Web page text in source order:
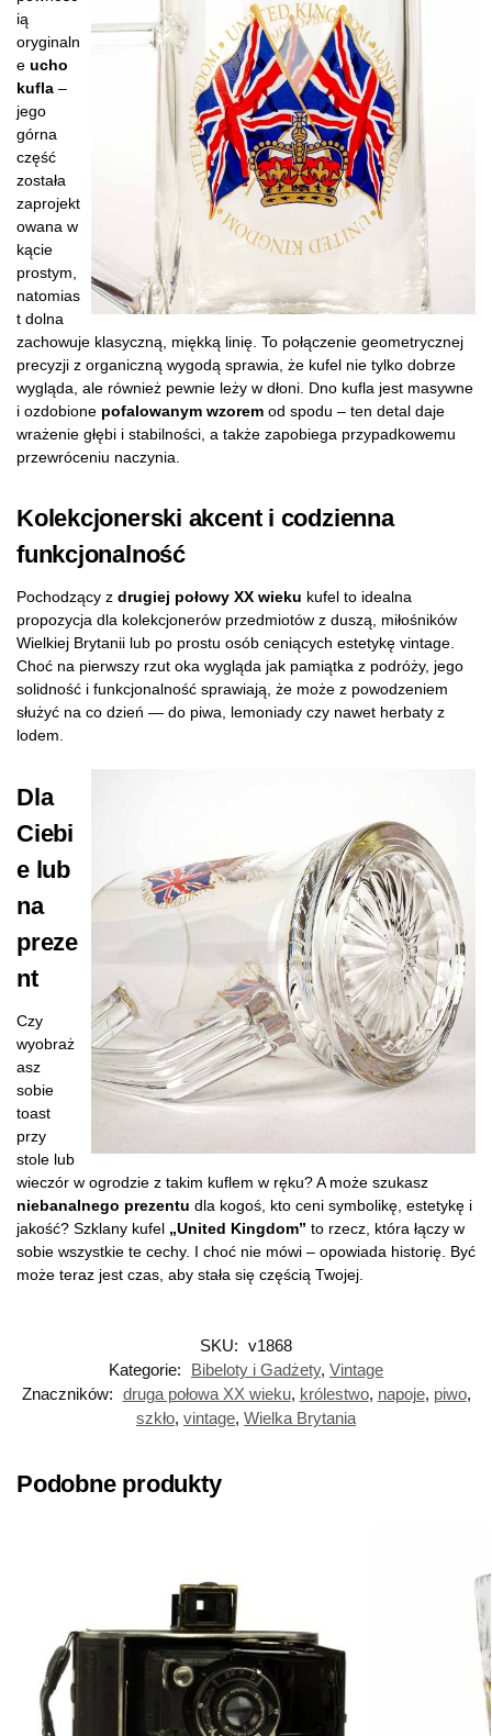
ią
oryginaln
e ucho
kufla –
jego
górna
część
została
zaprojekt
owana w
kącie
prostym,
natomias
t dolna
zachowuje klasyczną, miękką linię. To połączenie geometrycznej
precyzji z organiczną wygodą sprawia, że kufel nie tylko dobrze
wygląda, ale również pewnie leży w dłoni. Dno kufla jest masywne
i ozdobione pofalowanym wzorem od spodu – ten detal daje
wrażenie głębi i stabilności, a także zapobiega przypadkowemu
przewróceniu naczynia.
Kolekcjonerski akcent i codzienna
funkcjonalność
Pochodzący z drugiej połowy XX wieku kufel to idealna
propozycja dla kolekcjonerów przedmiotów z duszą, miłośników
Wielkiej Brytanii lub po prostu osób ceniących estetykę vintage.
Choć na pierwszy rzut oka wygląda jak pamiątka z podróży, jego
solidność i funkcjonalność sprawiają, że może z powodzeniem
służyć na co dzień — do piwa, lemoniady czy nawet herbaty z
lodem.
Dla
Ciebi
e lub
na
preze
nt
Czy
wyobraż
asz
sobie
toast
przy
stole lub
wieczór w ogrodzie z takim kuflem w ręku? A może szukasz
niebanalnego prezentu dla kogoś, kto ceni symbolikę, estetykę i
jakość? Szklany kufel „United Kingdom” to rzecz, która łączy w
sobie wszystkie te cechy. I choć nie mówi – opowiada historię. Być
może teraz jest czas, aby stała się częścią Twojej.
SKU: v1868
Kategorie:
Bibeloty i Gadżety, Vintage
Znaczników: druga połowa XX wieku, królestwo, napoje, piwo,
szkło, vintage, Wielka Brytania
Podobne produkty